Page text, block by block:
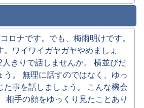
ロナです。でも、梅雨明けです。
。ワイワイガヤガヤやめましょ
人きりで話しませんか。 横並びだ
う。 無理に話すのではなく、ゆっ
た事を話しましょう。 こんな機会
相手の顔をゆっくり見たことあり